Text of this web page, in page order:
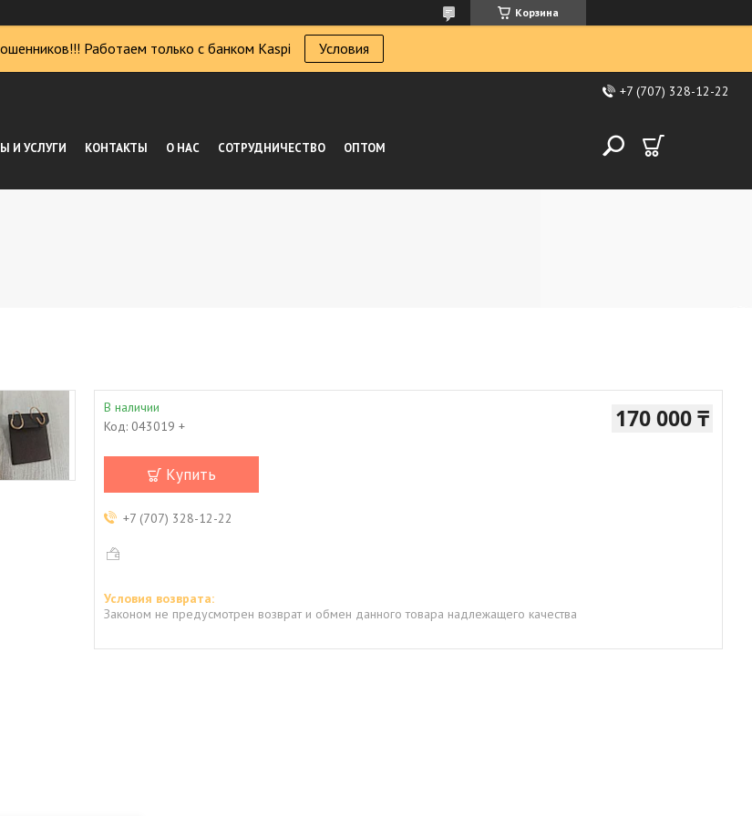
Корзина
Работаем только с банком Kaspi Условия
+7 (707) 328-12-22
И УСЛУГИ КОНТАКТЫ О НАС СОТРУДНИЧЕСТВО ОПТОМ
В наличии
Код: 043019 + 170 000 ₸
Купить
+7 (707) 328-12-22
Законом не предусмотрен возврат и обмен данного товара надлежащего качества